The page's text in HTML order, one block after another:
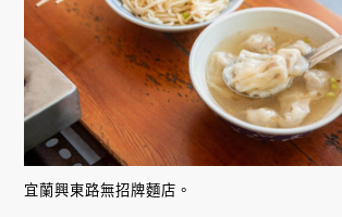
宜蘭興東路無招牌麵店。